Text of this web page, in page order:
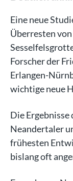
Eine neue
Überresten
Forscher der
Erlangen-
wichtige neue
Die Ergebnisse
Neandertaler
frühesten
bislang oft